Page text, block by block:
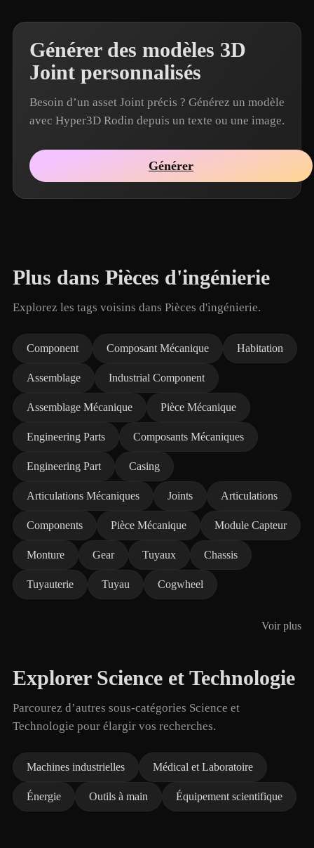
Générer des modèles 3D
Joint personnalisés
Besoin d’un asset Joint précis ? Générez un modèle
avec Hyper3D Rodin depuis un texte ou une image.
Générer
Plus dans Pièces d'ingénierie
Explorez les tags voisins dans Pièces d'ingénierie.
Component Composant Mécanique Habitation
Assemblage Industrial Component
Assemblage Mécanique Pièce Mécanique
Engineering Parts Composants Mécaniques
Engineering Part Casing
Articulations Mécaniques Joints Articulations
Components Pièce Mécanique Module Capteur
Monture Gear Tuyaux Chassis
Tuyauterie Tuyau Cogwheel
Voir plus
Explorer Science et Technologie
Parcourez d’autres sous-catégories Science et
Technologie pour élargir vos recherches.
Machines industrielles Médical et Laboratoire
Énergie Outils à main Équipement scientifique